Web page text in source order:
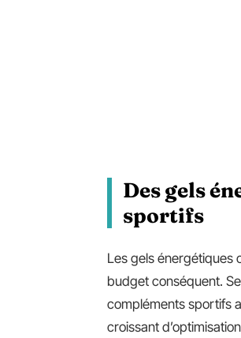
Des gels
sportifs
Les gels énergétiques
budget conséquent.
compléments sportifs
croissant